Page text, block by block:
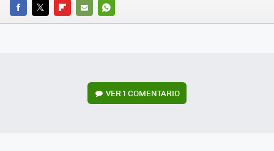
FACEBOOK
TWITTERFLIPBOARD
E-
WHATSAPP
VER1 COMENTARIO